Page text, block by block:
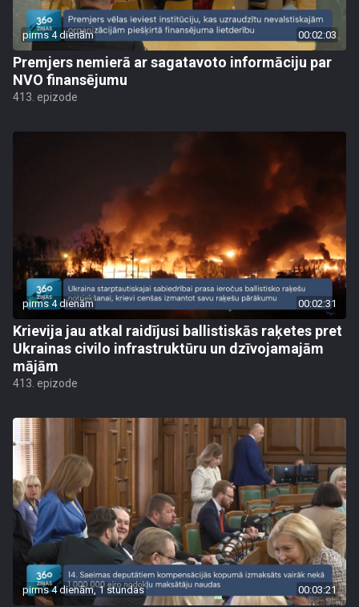
pirms 4 dienām 00:02:03
Premjers nemierā ar sagatavoto informāciju par
NVO finansējumu
413. epizode
pirms 4 dienām 00:02:31
Krievija jau atkal raidījusi ballistiskās raķetes pret
Ukrainas civilo infrastruktūru un dzīvojamajām
mājām
413. epizode
pirms 4 dienām, 1 stundas 00:03:21